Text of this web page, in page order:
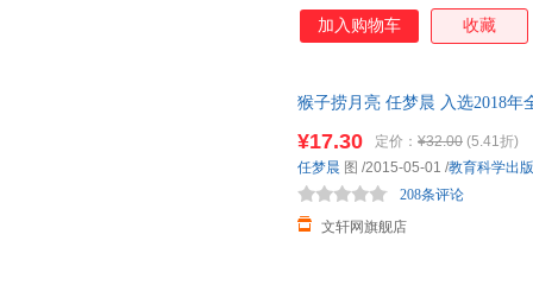
奖。第34届波隆那国际儿童图
联合国亚洲文化中心 野间 佳
有先进的幼儿教育出版理念和
彩，使儿童从经典中获得文学
的浸润，让经典童话成为孩子
加入购物车 收藏
猴子捞月亮 任梦晨 入选2018年
城市次日达，团购优惠咨询在
¥17.30 定价： ¥32.00 (5.41折)
文轩网旗舰店
208条评论
任梦晨 图 /2015-05-01 /教育科学出